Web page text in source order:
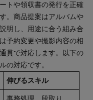
トや領収書の発行を正確
。商品提案はアルバムや
明し、用途に合う組み合
予約変更や撮影内容の相
貫で対応します。以下の
の対応です。
伸びるスキル